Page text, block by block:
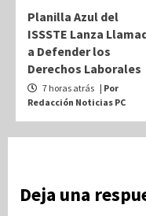
Planilla Azul del
ISSSTE Lanza
a Defender los
Derechos Laborales
7 horas atrás | Por
Redacción Noticias PC
Deja una